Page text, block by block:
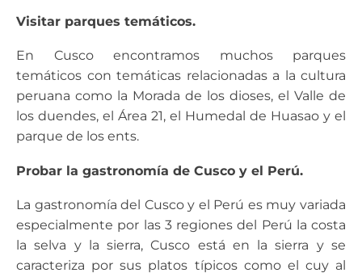
Visitar parques temáticos.
En Cusco encontramos muchos parques
temáticos con temáticas relacionadas a la cultura
peruana como la Morada de los dioses, el Valle de
los duendes, el Área 21, el Humedal de Huasao y el
parque de los ents.
Probar la gastronomía de Cusco y el Perú.
La gastronomía del Cusco y el Perú es muy variada
especialmente por las 3 regiones del Perú la costa
la selva y la sierra, Cusco está en la sierra y se
caracteriza por sus platos típicos como el cuy al